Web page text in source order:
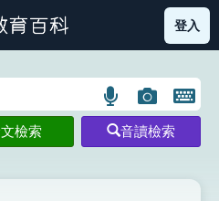
圖示 部首索引表圖示
登入
語
言
搜
圖
片
搜
開
鍵
圖
檢索 音讀檢索